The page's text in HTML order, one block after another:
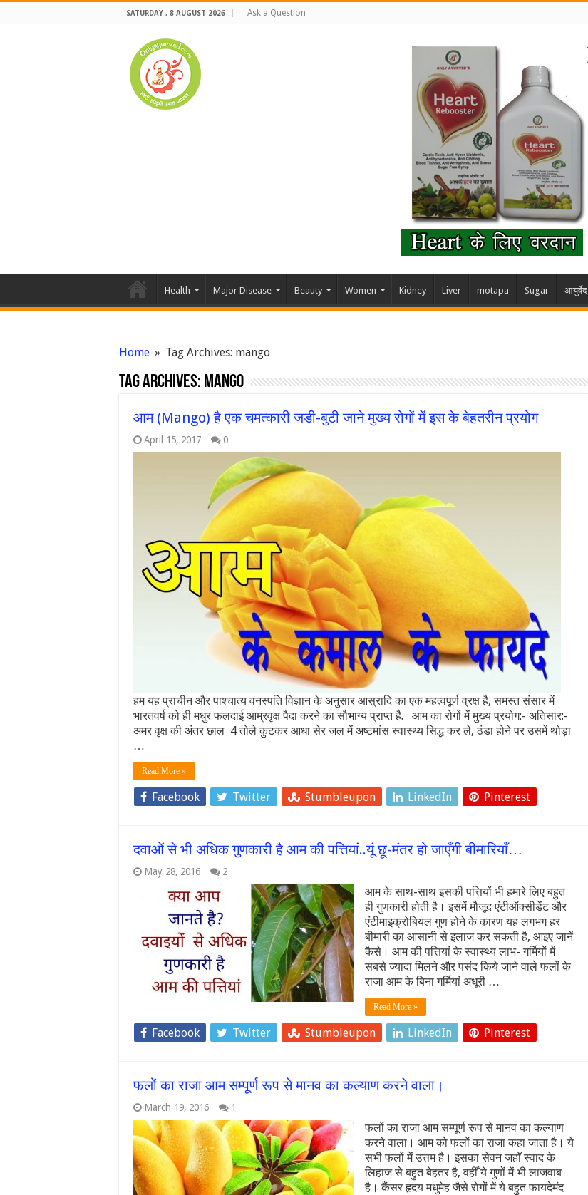
SATURDAY , 8 AUGUST 2026 Ask a Question
Health Major Disease Beauty Women Kidney Liver motapa Sugar आयुर्वेद
Home » Tag Archives: mango
Tag Archives: mango
आम (Mango) है एक चमत्कारी जडी-बुटी जाने मुख्य रोगों में इस के बेहतरीन प्रयोग
April 15, 2017 0
हम यह प्राचीन और पाश्चात्य वनस्पति विज्ञान के अनुसार आस्रादि का एक महत्वपूर्ण व्रक्ष है, समस्त संसार में
भारतवर्ष को ही मधुर फलदाई आम्रवृक्ष पैदा करने का सौभाग्य प्राप्त है. आम का रोगों में मुख्य प्रयोग:- अतिसार:-
अमर वृक्ष की अंतर छाल 4 तोले कुटकर आधा सेर जल में अष्टमांस स्वास्थ्य सिद्ध कर ले, ठंडा होने पर उसमें थोड़ा
…
Read More »
Facebook Twitter Stumbleupon LinkedIn Pinterest
दवाओं से भी अधिक गुणकारी है आम की पत्तियां..यूं छू-मंतर हो जाएँगी बीमारियाँ…
May 28, 2016 2
आम के साथ-साथ इसकी पत्तियों भी हमारे लिए बहुत
ही गुणकारी होती है। इसमें मौजूद एंटीऑक्‍सीडेंट और
एंटीमाइक्रोबियल गुण होने के कारण यह लगभग हर
बीमारी का आसानी से इलाज कर सकती है, आइए जानें
कैसे। आम की पत्तियां के स्‍वास्‍थ्‍य लाभ- गर्मियों में
सबसे ज्‍यादा मिलने और पसंद किये जाने वाले फलों के
राजा आम के बिना गर्मियां अधूरी …
Read More »
Facebook Twitter Stumbleupon LinkedIn Pinterest
फलों का राजा आम सम्पूर्ण रूप से मानव का कल्याण करने वाला।
March 19, 2016 1
फलों का राजा आम सम्पूर्ण रूप से मानव का कल्याण
करने वाला। आम को फलों का राजा कहा जाता है। ये
सभी फलों में उत्तम है। इसका सेवन जहाँ स्वाद के
लिहाज से बहुत बेहतर है, वहीँ ये गुणों में भी लाजवाब
है। कैंसर हृदय मधुमेह जैसे रोगों में ये बहुत फायदेमंद